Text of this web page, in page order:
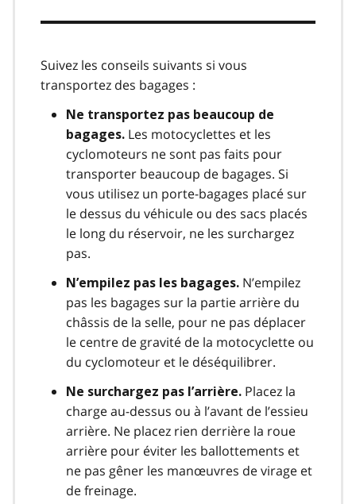
Suivez les conseils suivants si vous
transportez des bagages :
Ne transportez pas beaucoup de
bagages. Les motocyclettes et les
cyclomoteurs ne sont pas faits pour
transporter beaucoup de bagages. Si
vous utilisez un porte-bagages placé sur
le dessus du véhicule ou des sacs placés
le long du réservoir, ne les surchargez
pas.
N’empilez pas les bagages. N’empilez
pas les bagages sur la partie arrière du
châssis de la selle, pour ne pas déplacer
le centre de gravité de la motocyclette ou
du cyclomoteur et le déséquilibrer.
Ne surchargez pas l’arrière. Placez la
charge au-dessus ou à l’avant de l’essieu
arrière. Ne placez rien derrière la roue
arrière pour éviter les ballottements et
ne pas gêner les manœuvres de virage et
de freinage.